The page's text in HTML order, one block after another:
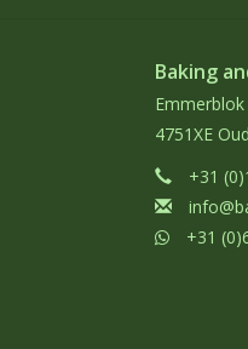
Baking
Emmerblok
4751XE
+31
+31